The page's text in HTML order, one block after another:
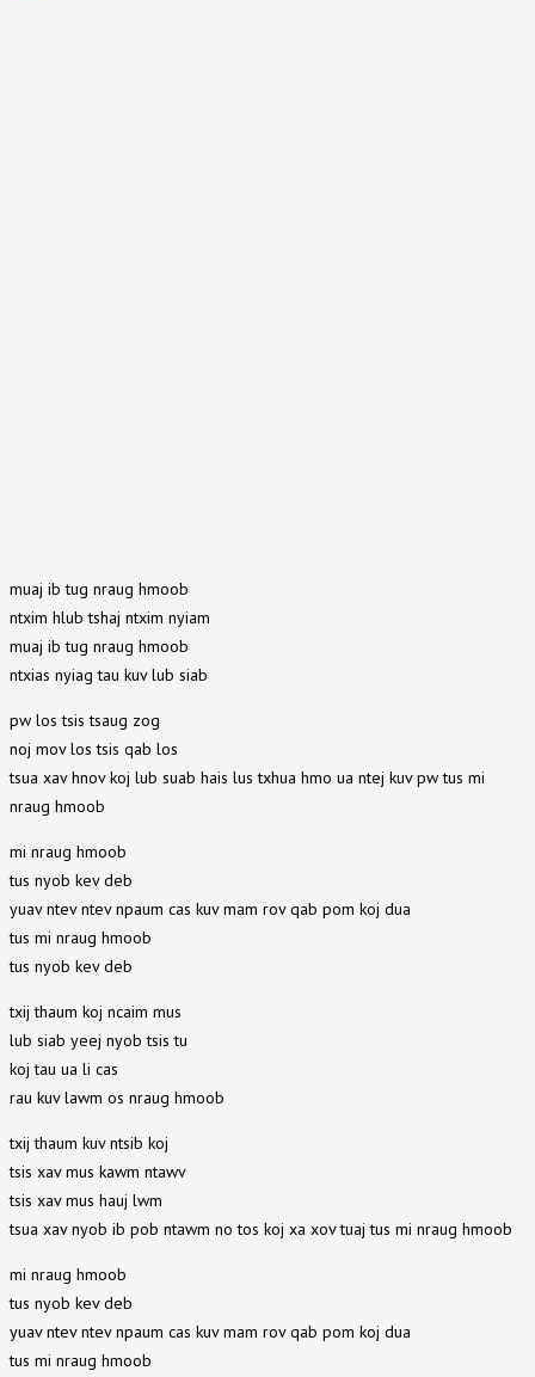
muaj ib tug nraug hmoob
ntxim hlub tshaj ntxim nyiam
muaj ib tug nraug hmoob
ntxias nyiag tau kuv lub siab
pw los tsis tsaug zog
noj mov los tsis qab los
tsua xav hnov koj lub suab hais lus txhua hmo ua ntej kuv pw tus mi
nraug hmoob
mi nraug hmoob
tus nyob kev deb
yuav ntev ntev npaum cas kuv mam rov qab pom koj dua
tus mi nraug hmoob
tus nyob kev deb
txij thaum koj ncaim mus
lub siab yeej nyob tsis tu
koj tau ua li cas
rau kuv lawm os nraug hmoob
txij thaum kuv ntsib koj
tsis xav mus kawm ntawv
tsis xav mus hauj lwm
tsua xav nyob ib pob ntawm no tos koj xa xov tuaj tus mi nraug hmoob
mi nraug hmoob
tus nyob kev deb
yuav ntev ntev npaum cas kuv mam rov qab pom koj dua
tus mi nraug hmoob